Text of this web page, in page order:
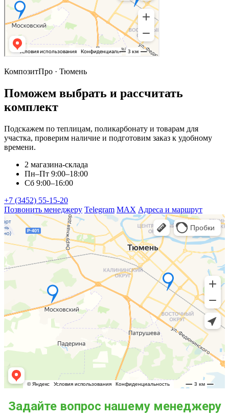
КомпозитПро · Тюмень
Поможем выбрать и рассчитать
комплект
Подскажем по теплицам, поликарбонату и товарам для
участка, проверим наличие и подготовим заказ к удобному
времени.
2 магазина-склада
Пн–Пт 9:00–18:00
Сб 9:00–16:00
+7 (3452) 55-15-20
Позвонить менеджеру Telegram MAX Адреса и маршрут
Задайте вопрос нашему менеджеру